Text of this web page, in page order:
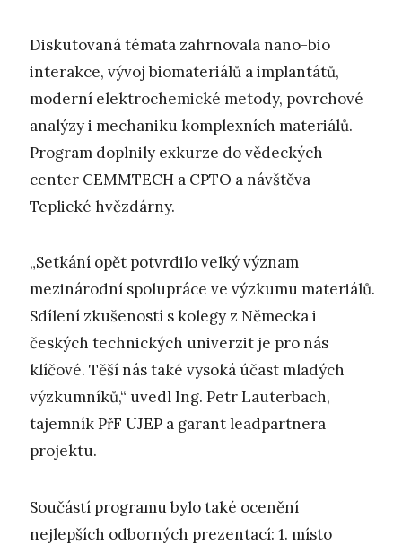
Diskutovaná témata zahrnovala nano-bio
interakce, vývoj biomateriálů a implantátů,
moderní elektrochemické metody, povrchové
analýzy i mechaniku komplexních materiálů.
Program doplnily exkurze do vědeckých
center CEMMTECH a CPTO a návštěva
Teplické hvězdárny.
„Setkání opět potvrdilo velký význam
mezinárodní spolupráce ve výzkumu materiálů.
Sdílení zkušeností s kolegy z Německa i
českých technických univerzit je pro nás
klíčové. Těší nás také vysoká účast mladých
výzkumníků,“ uvedl Ing. Petr Lauterbach,
tajemník PřF UJEP a garant leadpartnera
projektu.
Součástí programu bylo také ocenění
nejlepších odborných prezentací: 1. místo